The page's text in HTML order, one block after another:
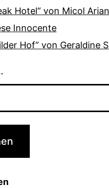
Hotel“ von Micol
Innocente
Hof“ von Geraldine